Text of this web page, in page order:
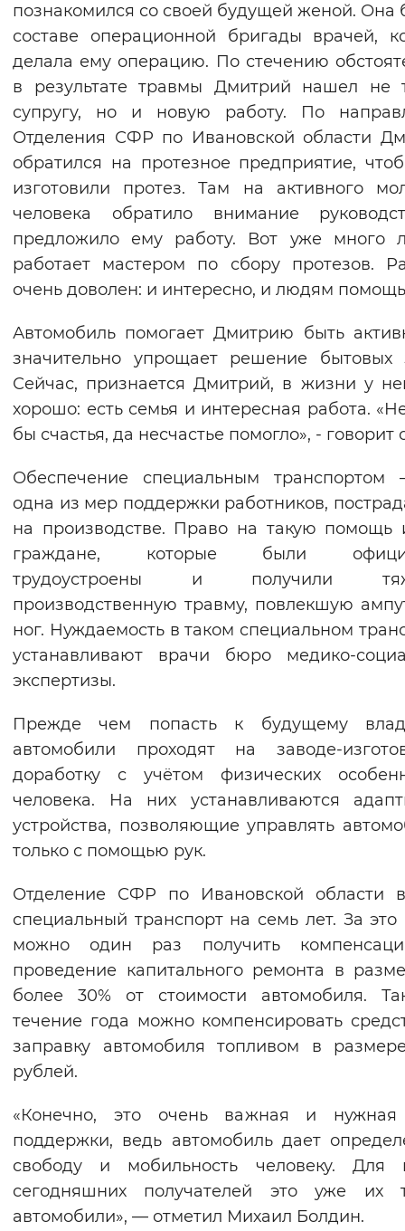
Вернуть стандартные настройки
познакомился со своей будущей женой. Она
составе операционной бригады врачей,
делала ему операцию. По стечению
в результате травмы Дмитрий нашел не
супругу, но и новую работу. По
Отделения СФР по Ивановской области
обратился на протезное предприятие,
изготовили протез. Там на активного
человека обратило внимание
предложило ему работу. Вот уже много
работает мастером по сбору протезов.
очень доволен: и интересно, и людям
Автомобиль помогает Дмитрию быть
значительно упрощает решение бытовых
Сейчас, признается Дмитрий, в жизни у
хорошо: есть семья и интересная работа.
бы счастья, да несчастье помогло», - говорит
Обеспечение специальным
одна из мер поддержки работников,
на производстве. Право на такую помощь
граждане, которые были
трудоустроены и получили
производственную травму, повлекшую
ног. Нуждаемость в таком специальном
устанавливают врачи бюро медико-
экспертизы.
Прежде чем попасть к будущему
автомобили проходят на заводе-
доработку с учётом физических
человека. На них устанавливаются
устройства, позволяющие управлять
только с помощью рук.
Отделение СФР по Ивановской области
специальный транспорт на семь лет. За
можно один раз получить
проведение капитального ремонта в
более 30% от стоимости автомобиля.
течение года можно компенсировать
заправку автомобиля топливом в
рублей.
«Конечно, это очень важная и
поддержки, ведь автомобиль дает
свободу и мобильность человеку. Для
сегодняшних получателей это уже их
автомобили», — отметил Михаил Болдин.